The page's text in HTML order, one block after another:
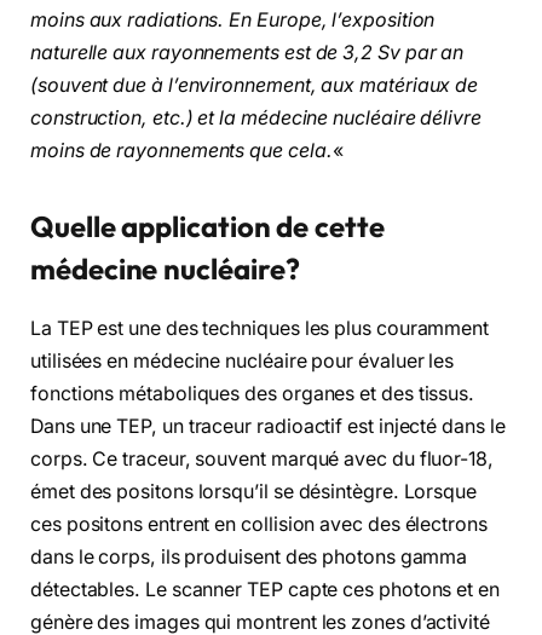
moins aux radiations. En Europe, l’exposition
naturelle aux rayonnements est de 3,2 Sv par an
(souvent due à l’environnement, aux matériaux de
construction, etc.) et la médecine nucléaire délivre
moins de rayonnements que cela.«
Quelle application de cette
médecine nucléaire?
La TEP est une des techniques les plus couramment
utilisées en médecine nucléaire pour évaluer les
fonctions métaboliques des organes et des tissus.
Dans une TEP, un traceur radioactif est injecté dans le
corps. Ce traceur, souvent marqué avec du fluor-18,
émet des positons lorsqu’il se désintègre. Lorsque
ces positons entrent en collision avec des électrons
dans le corps, ils produisent des photons gamma
détectables. Le scanner TEP capte ces photons et en
génère des images qui montrent les zones d’activité